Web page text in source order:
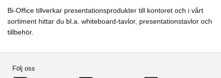
Bi-Office tillverkar presentationsprodukter till kontoret och i vårt
sortiment hittar du bl.a. whiteboard-tavlor, presentationstavlor och
tillbehör.
Följ oss